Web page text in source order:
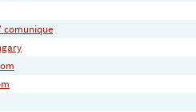
comunique